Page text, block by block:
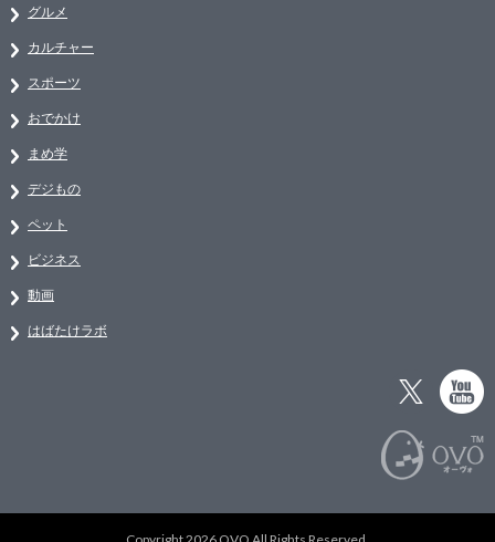
グルメ
カルチャー
スポーツ
おでかけ
まめ学
デジもの
ペット
ビジネス
動画
はばたけラボ